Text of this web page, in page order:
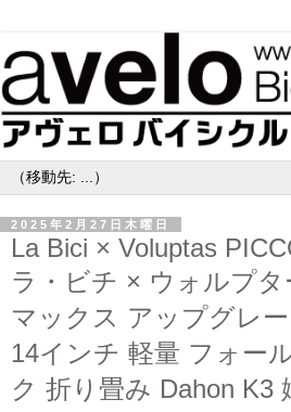
2025年2月27日木曜日
La Bici × Voluptas
ラ・ビチ × ウォルプタ
マックス アップグレ
14インチ 軽量 フォー
ク 折り畳み Dahon K3